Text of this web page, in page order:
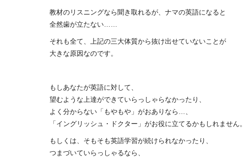
教材のリスニングなら聞き取れるが、ナマの英語になると
全然歯が立たない……
それも全て、上記の三大体質から抜け出せていないことが
大きな原因なのです。
もしあなたが英語に対して、
望むような上達ができていらっしゃらなかったり、
よく分からない「もやもや」がおありなら…、
「イングリッシュ・ドクター」がお役に立てるかもしれません。
もしくは、そもそも英語学習が続けられなかったり、
つまづいていらっしゃるなら、